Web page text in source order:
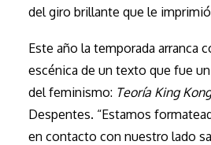
del giro brillante que le
Este año la temporada arranca
escénica de un texto que fue
del feminismo: Teoría King Kong
Despentes. “Estamos
en contacto con nuestro lado